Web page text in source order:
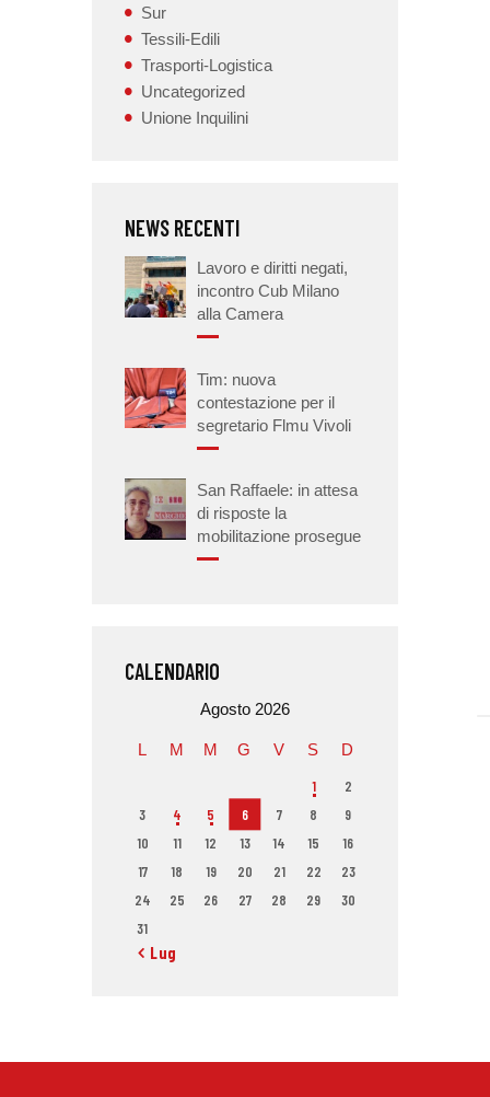
Sur
Tessili-Edili
Trasporti-Logistica
Uncategorized
Unione Inquilini
NEWS RECENTI
Lavoro e diritti negati,
incontro Cub Milano
alla Camera
Tim: nuova
contestazione per il
segretario Flmu Vivoli
San Raffaele: in attesa
di risposte la
mobilitazione prosegue
CALENDARIO
Agosto 2026
L M M G V S D
1
2
3
4 5 6 7 8
9
10
11 12 13 14 15
16
17
18 19 20 21 22
23
24
25 26 27 28 29
30
31
« Lug